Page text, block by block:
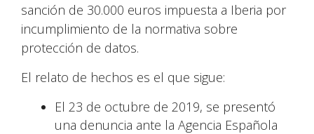
sanción de 30.000 euros impuesta a Iberia por
incumplimiento de la normativa sobre
protección de datos.
El relato de hechos es el que sigue:
El 23 de octubre de 2019, se presentó
una denuncia ante la Agencia Española